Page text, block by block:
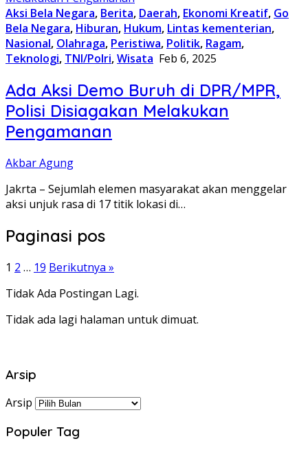
Aksi Bela Negara, Berita, Daerah, Ekonomi Kreatif, Go
Bela Negara, Hiburan, Hukum, Lintas kementerian,
Nasional, Olahraga, Peristiwa, Politik, Ragam,
Teknologi, TNI/Polri,Wisata Feb 6, 2025
Ada Aksi Demo Buruh di DPR/MPR,
Polisi Disiagakan Melakukan
Pengamanan
Akbar Agung
Jakrta – Sejumlah elemen masyarakat akan menggelar
aksi unjuk rasa di 17 titik lokasi di…
Paginasi pos
1 2 … 19 Berikutnya »
Tidak Ada Postingan Lagi.
Tidak ada lagi halaman untuk dimuat.
Arsip
Arsip
Populer Tag